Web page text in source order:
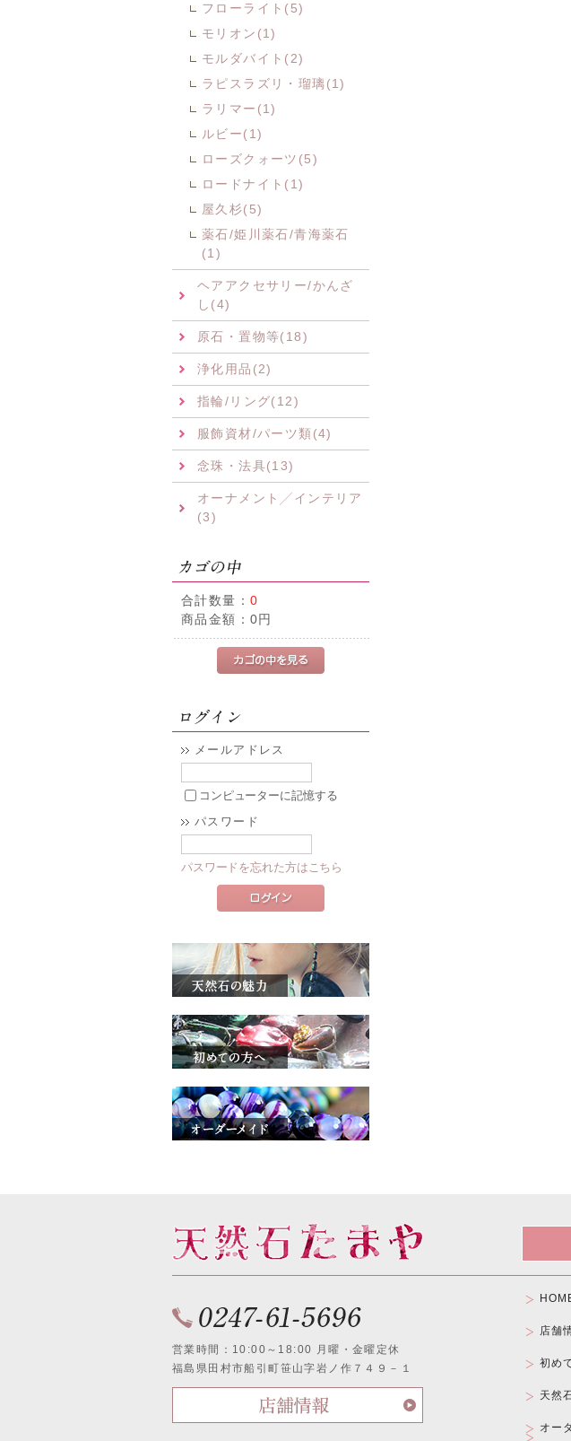
フローライト(5)
モリオン(1)
モルダバイト(2)
ラピスラズリ・瑠璃(1)
ラリマー(1)
ルビー(1)
ローズクォーツ(5)
ロードナイト(1)
屋久杉(5)
薬石/姫川薬石/青海薬石
(1)
ヘアアクセサリー/かんざ
し(4)
原石・置物等(18)
浄化用品(2)
指輪/リング(12)
服飾資材/パーツ類(4)
念珠・法具(13)
オーナメント╱インテリア
(3)
合計数量： 0
商品金額： 0円
メールアドレス
コンピューターに記憶する
パスワード
パスワードを忘れた方はこちら
営業時間：10:00～18:00 月曜・金曜定休
福島県田村市船引町笹山字岩ノ作７４９－１
店舗
初め
天然
オー